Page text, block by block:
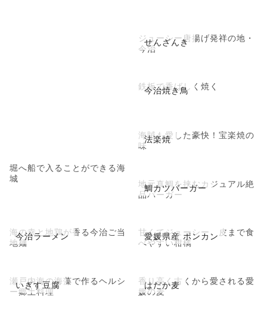
堀へ船で入ることができる海
城
せんざんき
ジューシー唐揚げ発祥の地・
今治
今治焼き鳥
鉄板で香ばしく焼く
法楽焼
海賊も愛した豪快！宝楽焼の
味
鯛カツバーガー
地元真鯛を挟むカジュアル絶
品バーガー
今治ラーメン
海の幸と地鶏が香る今治ご当
地麺
愛媛県産 ポンカン
甘くてジューシー、皮まで食
べやすい柑橘
いぎす豆腐
瀬戸内海の海藻で作るヘルシ
ー郷土料理
はだか麦
香り高く古くから愛される愛
媛の麦